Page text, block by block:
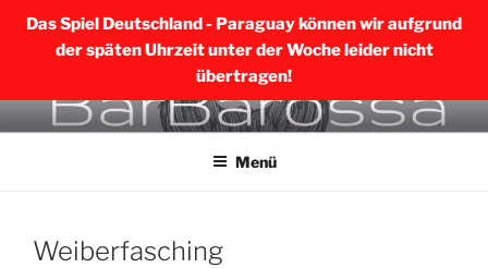
Das Spiel Deutschland - Paraguay können wir aufgrund
der späten Uhrzeit unter der Woche leider nicht
übertragen!
InhaltBARBAROSSA MERING
Menü
Weiberfasching